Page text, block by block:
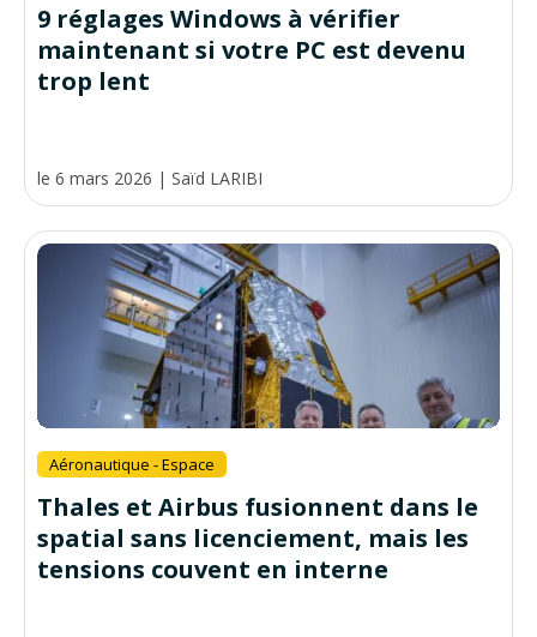
9 réglages Windows à vérifier
maintenant si votre PC est devenu
trop lent
le 6 mars 2026 | Saïd LARIBI
Aéronautique - Espace
Thales et Airbus fusionnent dans le
spatial sans licenciement, mais les
tensions couvent en interne